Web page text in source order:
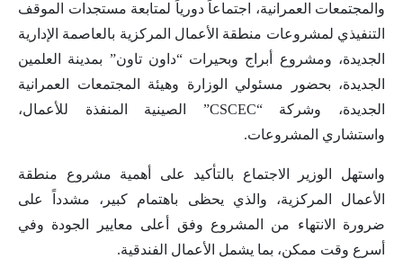
والمجتمعات العمرانية، اجتماعاً دورياً لمتابعة مستجدات الموقف
التنفيذي لمشروعات منطقة الأعمال المركزية بالعاصمة الإدارية
الجديدة، ومشروع أبراج وبحيرات “داون تاون” بمدينة العلمين
الجديدة، بحضور مسئولي الوزارة وهيئة المجتمعات العمرانية
الجديدة، وشركة “CSCEC” الصينية المنفذة للأعمال،
واستشاري المشروعات.
واستهل الوزير الاجتماع بالتأكيد على أهمية مشروع منطقة
الأعمال المركزية، والذي يحظى باهتمام كبير، مشدداً على
ضرورة الانتهاء من المشروع وفق أعلى معايير الجودة وفي
أسرع وقت ممكن، بما يشمل الأعمال الفندقية.